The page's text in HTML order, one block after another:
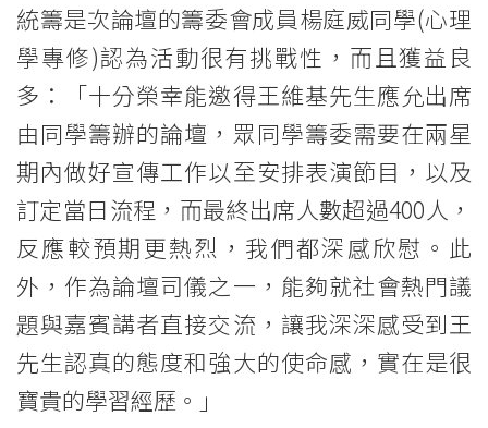
學
院
消
息
國
際
學
院
統籌是次論壇的籌委會成員楊庭威同學(心理
學專修)認為活動很有挑戰性，而且獲益良
多：「十分榮幸能邀得王維基先生應允出席
由同學籌辦的論壇，眾同學籌委需要在兩星
期內做好宣傳工作以至安排表演節目，以及
訂定當日流程，而最終出席人數超過400人，
反應較預期更熱烈，我們都深感欣慰。此
外，作為論壇司儀之一，能夠就社會熱門議
題與嘉賓講者直接交流，讓我深深感受到王
先生認真的態度和強大的使命感，實在是很
寶貴的學習經歷。」